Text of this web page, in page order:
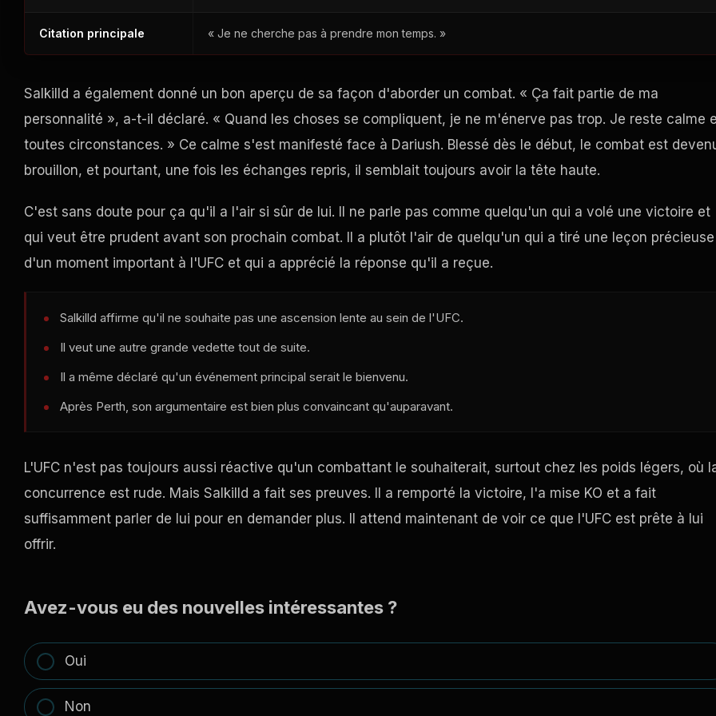
Citation principale « Je ne cherche pas à prendre mon temps. »
Salkilld a également donné un bon aperçu de sa façon d'aborder un combat. « Ça fait partie de ma
personnalité », a-t-il déclaré. « Quand les choses se compliquent, je ne m'énerve pas trop. Je reste calme
toutes circonstances. » Ce calme s'est manifesté face à Dariush. Blessé dès le début, le combat est
brouillon, et pourtant, une fois les échanges repris, il semblait toujours avoir la tête haute.
C'est sans doute pour ça qu'il a l'air si sûr de lui. Il ne parle pas comme quelqu'un qui a volé une victoire et
qui veut être prudent avant son prochain combat. Il a plutôt l'air de quelqu'un qui a tiré une leçon précieuse
d'un moment important à l'UFC et qui a apprécié la réponse qu'il a reçue.
Salkilld affirme qu'il ne souhaite pas une ascension lente au sein de l'UFC.
Il veut une autre grande vedette tout de suite.
Il a même déclaré qu'un événement principal serait le bienvenu.
Après Perth, son argumentaire est bien plus convaincant qu'auparavant.
L'UFC n'est pas toujours aussi réactive qu'un combattant le souhaiterait, surtout chez les poids légers, où
concurrence est rude. Mais Salkilld a fait ses preuves. Il a remporté la victoire, l'a mise KO et a fait
suffisamment parler de lui pour en demander plus. Il attend maintenant de voir ce que l'UFC est prête à lui
offrir.
Avez-vous eu des nouvelles intéressantes ?
Oui
Non